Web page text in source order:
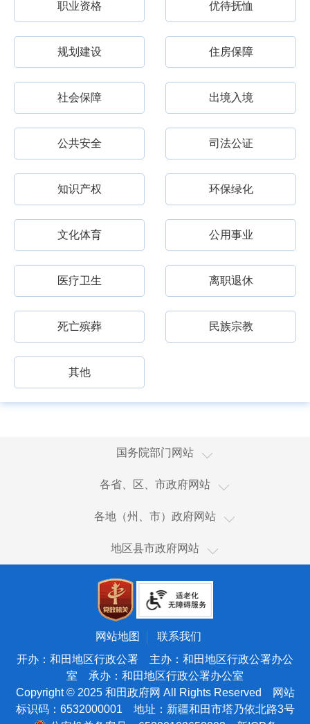
职业资格 优待抚恤
规划建设 住房保障
社会保障 出境入境
公共安全 司法公证
知识产权 环保绿化
文化体育 公用事业
医疗卫生 离职退休
死亡殡葬 民族宗教
其他
国务院部门网站
国家国际发展合作署
国家体育总局
国家广播电视总局
海关总署
国务院国有资产监督管理委员会
国家海洋局
国家原子能机构
国家航天局
国家外国专家局
各省、区、市政府网站
新疆
澳门
台湾
天津
北京
宁夏
青海
甘肃
陕西
各地（州、市）政府网站
乌鲁木齐市
塔城地区
博尔塔拉蒙古自治州
昌吉回族自治州
吐鲁番市
哈密市
巴音郭楞蒙古自治州
阿克苏地区
地区县市政府网站
和田市
和田县
皮山县
墨玉县
洛浦县
策勒县
于田县
民丰县
网站地图
联系我们
开办：和田地区行政公署 主办：和田地区行政公署办公
室 承办：和田地区行政公署办公室
Copyright © 2025 和田政府网 All Rights Reserved 网站
标识码：6532000001 地址：新疆和田市塔乃依北路3号